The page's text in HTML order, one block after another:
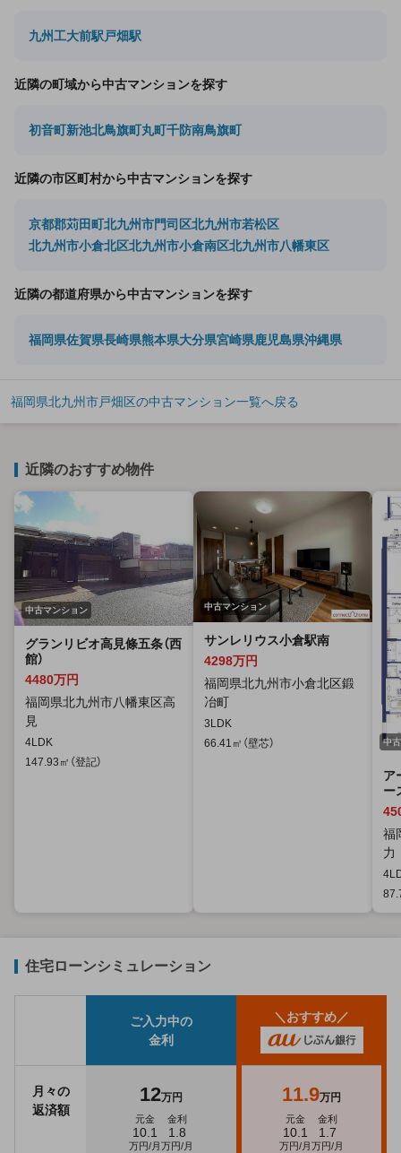
九州工大前駅 戸畑駅
近隣の町域から中古マンションを探す
初音町新池北鳥旗町丸町千防南鳥旗町
近隣の市区町村から中古マンションを探す
京都郡苅田町北九州市門司区北九州市若松区
北九州市小倉北区北九州市小倉南区北九州市八幡東区
近隣の都道府県から中古マンションを探す
福岡県佐賀県長崎県熊本県大分県宮崎県鹿児島県沖縄県
福岡県北九州市戸畑区の中古マンション一覧へ戻る
近隣のおすすめ物件
中古マンション
グランリビオ高見條五条（西
館）
4480万円
福岡県北九州市八幡東区高
見
4LDK
147.93㎡（登記）
中古マンション
サンレリウス小倉駅南
4298万円
福岡県北九州市小倉北区鍛
冶町
3LDK
66.41㎡（壁芯）
中
ア
ー
福
力
住宅ローンシミュレーション
月々の
返済額
ご入力中の
金利
12万円
元金
10.1
万円/月
金利
1.8
万円/月
＼おすすめ／
11.9万円
元金
10.1
万円/月
金利
1.7
万円/月